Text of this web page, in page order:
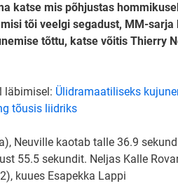
katse mis põhjustas
tõi veelgi segadust, MM-sarja
tõttu, katse võitis Thierry
läbimisel: Ülidramaatiliseks
tõusis liidriks
Neuville kaotab talle 36.9
55.5 sekundit. Neljas Kalle
kuues Esapekka Lappi